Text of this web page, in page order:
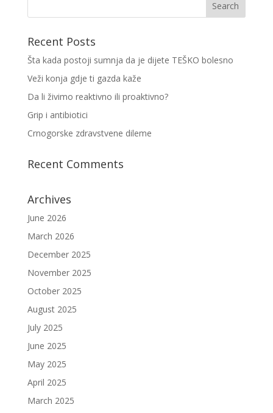
Recent Posts
Šta kada postoji sumnja da je dijete TEŠKO bolesno
Veži konja gdje ti gazda kaže
Da li živimo reaktivno ili proaktivno?
Grip i antibiotici
Crnogorske zdravstvene dileme
Recent Comments
Archives
June 2026
March 2026
December 2025
November 2025
October 2025
August 2025
July 2025
June 2025
May 2025
April 2025
March 2025